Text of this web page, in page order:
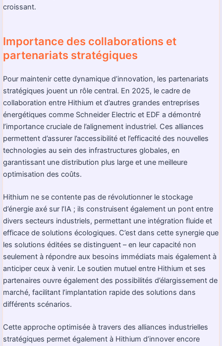
croissant.
Importance des collaborations et
partenariats stratégiques
Pour maintenir cette dynamique d’innovation, les partenariats
stratégiques jouent un rôle central. En 2025, le cadre de
collaboration entre Hithium et d’autres grandes entreprises
énergétiques comme Schneider Electric et EDF a démontré
l’importance cruciale de l’alignement industriel. Ces alliances
permettent d’assurer l’accessibilité et l’efficacité des nouvelles
technologies au sein des infrastructures globales, en
garantissant une distribution plus large et une meilleure
optimisation des coûts.
Hithium ne se contente pas de révolutionner le stockage
d’énergie axé sur l’IA ; ils construisent également un pont entre
divers secteurs industriels, permettant une intégration fluide et
efficace de solutions écologiques. C’est dans cette synergie que
les solutions éditées se distinguent – en leur capacité non
seulement à répondre aux besoins immédiats mais également à
anticiper ceux à venir. Le soutien mutuel entre Hithium et ses
partenaires ouvre également des possibilités d’élargissement de
marché, facilitant l’implantation rapide des solutions dans
différents scénarios.
Cette approche optimisée à travers des alliances industrielles
stratégiques permet également à Hithium d’innover encore